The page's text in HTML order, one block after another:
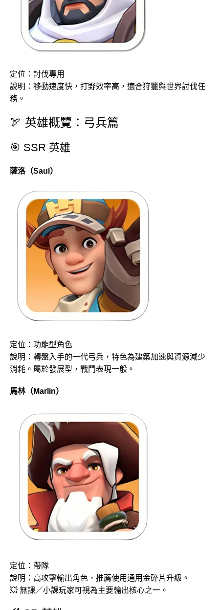
定位：討伐專用
說明：移動速度快，打野效率高，適合狩獵與世界討伐任
務。
🏹 英雄概覽：弓兵篇
🎯 SSR 英雄
薩洛（Saul）
定位：功能型角色
說明：轉盤入手的一代弓兵，特色為建築加速與資源減少
消耗。屬於發展型，戰鬥表現一般。
馬林（Marlin）
定位：帶隊
說明：高攻擊輸出角色，推薦使用通用金碎片升級。
💥 無課／小課玩家可視為主要輸出核心之一。